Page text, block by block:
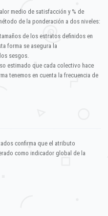
medio de satisfacción y % de
de la ponderación a dos niveles:
de los estratos definidos en
forma se asegura la
sesgos.
estimado que cada colectivo hace
tenemos en cuenta la frecuencia de
confirma que el atributo
como indicador global de la